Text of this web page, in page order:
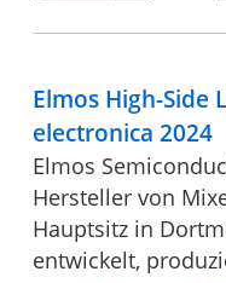
Elmos High-Side
electronica 2024
Elmos
Hersteller von
Hauptsitz in
entwickelt,